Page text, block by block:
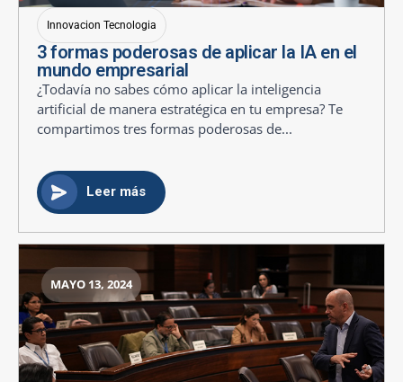
Innovacion Tecnologia
3 formas poderosas de aplicar la IA en el
mundo empresarial
¿Todavía no sabes cómo aplicar la inteligencia
artificial de manera estratégica en tu empresa? Te
compartimos tres formas poderosas de...
Leer más
MAYO 13, 2024